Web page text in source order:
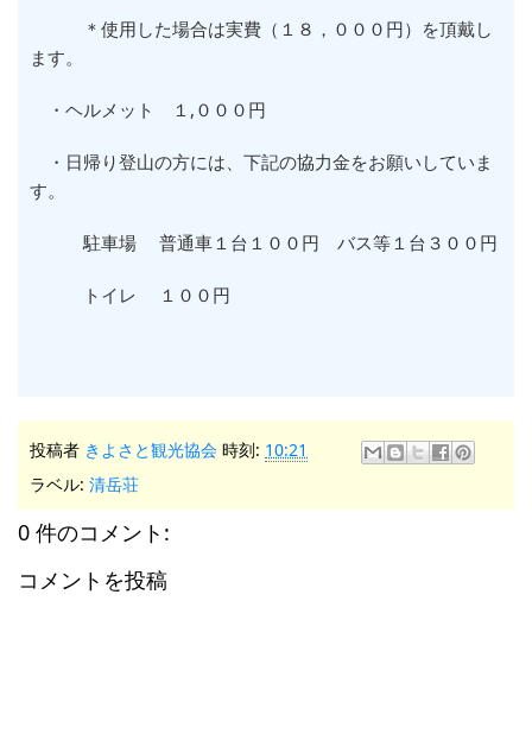
＊使用した場合は実費（１８，０００円）を頂戴し
ます。
・ヘルメット １,０００円
・日帰り登山の方には、下記の協力金をお願いしていま
す。
駐車場 普通車１台１００円 バス等１台３００円
トイレ １００円
投稿者 きよさと観光協会 時刻: 10:21
ラベル: 清岳荘
0 件のコメント:
コメントを投稿